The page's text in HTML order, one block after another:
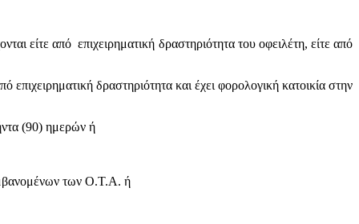
είτε από επιχειρηματική δραστηριότητα του οφειλέτη, είτε από
δραστηριότητα και έχει φορολογική κατοικία στην
(90) ημερών ή
των Ο.Τ.Α. ή